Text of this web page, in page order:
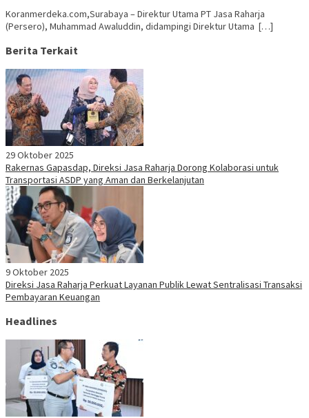
Koranmerdeka.com,Surabaya – Direktur Utama PT Jasa Raharja
(Persero), Muhammad Awaluddin, didampingi Direktur Utama […]
Berita Terkait
29 Oktober 2025
Rakernas Gapasdap, Direksi Jasa Raharja Dorong Kolaborasi untuk
Transportasi ASDP yang Aman dan Berkelanjutan
9 Oktober 2025
Direksi Jasa Raharja Perkuat Layanan Publik Lewat Sentralisasi Transaksi
Pembayaran Keuangan
Headlines